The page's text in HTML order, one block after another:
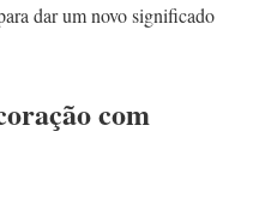
dar um novo significado
com